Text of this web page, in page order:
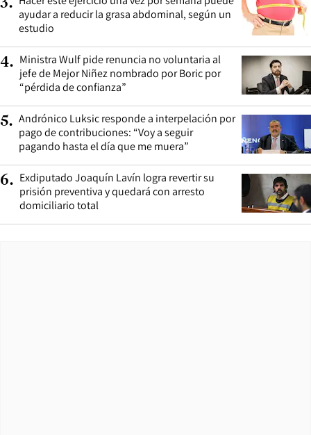
3.
ayudar a reducir la grasa abdominal, según un
estudio
4. Ministra Wulf pide renuncia no voluntaria al
jefe de Mejor Niñez nombrado por Boric por
“pérdida de confianza”
5. Andrónico Luksic responde a interpelación por
pago de contribuciones: “Voy a seguir
pagando hasta el día que me muera”
6. Exdiputado Joaquín Lavín logra revertir su
prisión preventiva y quedará con arresto
domiciliario total